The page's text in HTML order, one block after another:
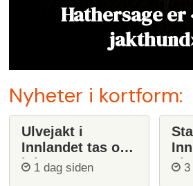
Hathersage er
Nyheter i kortform:
Ulvejakt i
Innlandet tas opp
igjen
1 dag siden 3